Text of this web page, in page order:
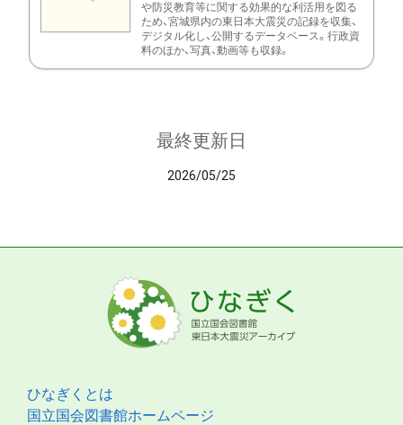
や防災教育等に関する効果的な利活用を図る
ため、宮城県内の東日本大震災の記録を収集、
デジタル化し、公開するデータベース。行政資
料のほか、写真、動画等も収録。
最終更新日
2026/05/25
ひなぎくとは
国立国会図書館ホームページ